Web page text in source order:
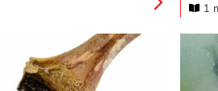
mogelijkheden op een rijtje.
deze
1